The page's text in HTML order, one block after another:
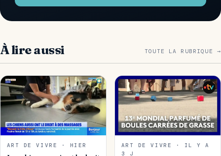
À lire aussi TOUTE LA RUBRIQUE →
ART DE VIVRE · HIER
ART DE VIVRE · IL Y A
3 J